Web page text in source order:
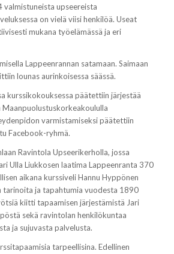
valmistuneista upseereista
on vielä viisi henkilöä. Useat
mukana työelämässä ja eri
Lappeenrannan satamaan. Saimaan
lounas aurinkoisessa säässä.
kurssikokouksessa päätettiin järjestää
Maanpuolustuskorkeakoululla
varmistamiseksi päätettiin
Facebook-ryhmä.
Ravintola Upseerikerholla, jossa
Ulla Liukkosen laatima Lappeenranta 370
aikana kurssiveli Hannu Hyppönen
tarinoita ja tapahtumia vuodesta 1890
kiitti tapaamisen järjestämistä Jari
sekä ravintolan henkilökuntaa
ja sujuvasta palvelusta.
tarpeellisina. Edellinen